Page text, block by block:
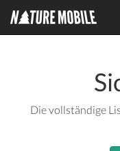
Die vollständige